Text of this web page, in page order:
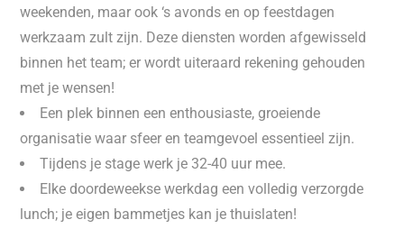
weekenden, maar ook ‘s avonds en op feestdagen
werkzaam zult zijn. Deze diensten worden afgewisseld
binnen het team; er wordt uiteraard rekening gehouden
met je wensen!
Een plek binnen een enthousiaste, groeiende
organisatie waar sfeer en teamgevoel essentieel zijn.
Tijdens je stage werk je 32-40 uur mee.
Elke doordeweekse werkdag een volledig verzorgde
lunch; je eigen bammetjes kan je thuislaten!